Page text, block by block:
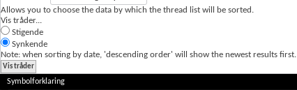
Allows you to choose the data by which the thread list will be sorted.
Vis tråder...
Stigende
Synkende
Note: when sorting by date, 'descending order' will show the newest results first.
Symbolforklaring